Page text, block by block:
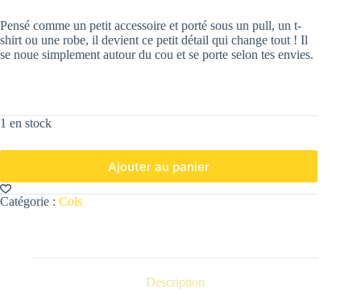
Pensé comme un petit accessoire et porté sous un pull, un t-
shirt ou une robe, il devient ce petit détail qui change tout ! Il
se noue simplement autour du cou et se porte selon tes envies.
1 en stock
Ajouter au panier
Catégorie : Cols
Description